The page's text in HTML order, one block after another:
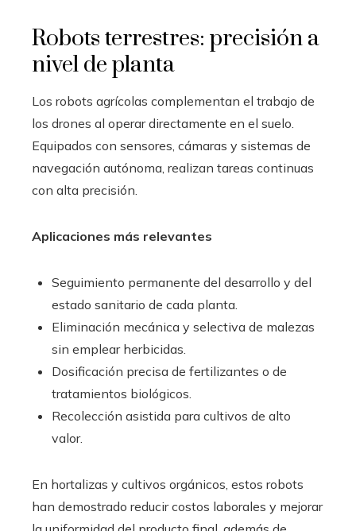
Robots terrestres: precisión a
nivel de planta
Los robots agrícolas complementan el trabajo de
los drones al operar directamente en el suelo.
Equipados con sensores, cámaras y sistemas de
navegación autónoma, realizan tareas continuas
con alta precisión.
Aplicaciones más relevantes
Seguimiento permanente del desarrollo y del
estado sanitario de cada planta.
Eliminación mecánica y selectiva de malezas
sin emplear herbicidas.
Dosificación precisa de fertilizantes o de
tratamientos biológicos.
Recolección asistida para cultivos de alto
valor.
En hortalizas y cultivos orgánicos, estos robots
han demostrado reducir costos laborales y mejorar